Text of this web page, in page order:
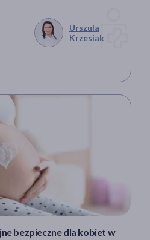
Urszula
Krzesiak
bezpieczne dla kobiet w